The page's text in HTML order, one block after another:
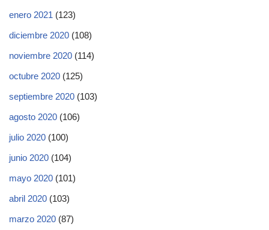
enero 2021 (123)
diciembre 2020 (108)
noviembre 2020 (114)
octubre 2020 (125)
septiembre 2020 (103)
agosto 2020 (106)
julio 2020 (100)
junio 2020 (104)
mayo 2020 (101)
abril 2020 (103)
marzo 2020 (87)